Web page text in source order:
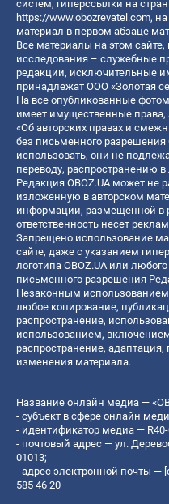
систем, гиперссылки на
https://www.obozrevatel.com,
материал в первом абзаце
Все материалы на этом
исследования – служебные
редакции, исключительные
принадлежат ООО «Золотая
На все опубликованные
имеет имущественные
«Об авторских правах и
без письменного
использовать, они не
переводу, распространению
Редакция OBOZ.UA может не
изложенную в авторском
информации, размещенной в
ответственность несет
Запрещено использование
сайте, даже с указанием
логотипа OBOZ.UA или
письменного разрешения
Незаконным использованием
любое копирование,
распространение,
использованием, включением
распространение,
изменения материала.
Название онлайн медиа —
- субъект в сфере онлайн
- идентификатор медиа — R40-
- почтовый адрес — ул.
01013;
- адрес электронной почты —
585 46 20